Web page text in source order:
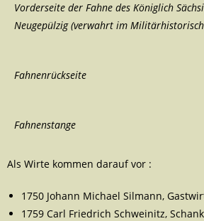
Vorderseite der Fahne des Königlich
Neugepülzig (verwahrt im
Fahnenrückseite
Fahnenstange
Als Wirte kommen darauf vor :
1750 Johann Michael Silmann,
1759 Carl Friedrich Schweinitz,